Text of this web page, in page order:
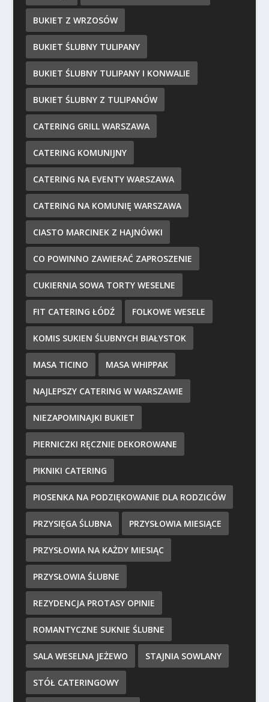
BUKIET Z WRZOSÓW
BUKIET ŚLUBNY TULIPANY
BUKIET ŚLUBNY TULIPANY I KONWALIE
BUKIET ŚLUBNY Z TULIPANÓW
CATERING GRILL WARSZAWA
CATERING KOMUNIJNY
CATERING NA EVENTY WARSZAWA
CATERING NA KOMUNIĘ WARSZAWA
CIASTO MARCINEK Z HAJNÓWKI
CO POWINNO ZAWIERAĆ ZAPROSZENIE
CUKIERNIA SOWA TORTY WESELNE
FIT CATERING ŁÓDŹ FOLKOWE WESELE
KOMIS SUKIEN ŚLUBNYCH BIAŁYSTOK
MASA TICINO MASA WHIPPAK
NAJLEPSZY CATERING W WARSZAWIE
NIEZAPOMINAJKI BUKIET
PIERNICZKI RĘCZNIE DEKOROWANE
PIKNIKI CATERING
PIOSENKA NA PODZIĘKOWANIE DLA RODZICÓW
PRZYSIĘGA ŚLUBNA PRZYSŁOWIA MIESIĄCE
PRZYSŁOWIA NA KAŻDY MIESIĄC
PRZYSŁOWIA ŚLUBNE
REZYDENCJA PROTASY OPINIE
ROMANTYCZNE SUKNIE ŚLUBNE
SALA WESELNA JEŻEWO STAJNIA SOWLANY
STÓŁ CATERINGOWY